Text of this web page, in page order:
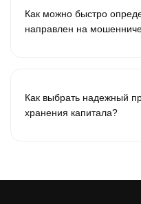
Как можно быстро
направлен на
Как выбрать надежный
хранения капитала?